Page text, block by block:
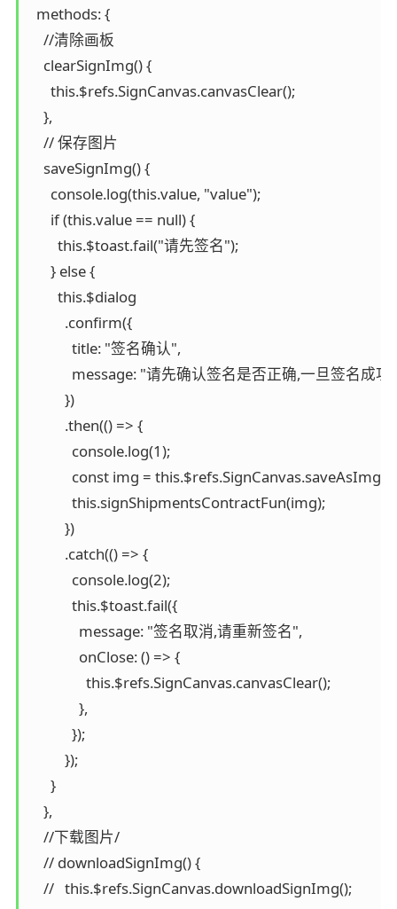
  methods: {
    //清除画板
    clearSignImg() {
      this.$refs.SignCanvas.canvasClear();
    },
    // 保存图片
    saveSignImg() {
      console.log(this.value, "value");
      if (this.value == null) {
        this.$toast.fail("请先签名");
      } else {
        this.$dialog
          .confirm({
            title: "签名确认",
message: "请先确认签名是否正确,一旦签名成
          })
          .then(() => {
            console.log(1);
            const img = this.$refs.SignCanvas.saveAsImg();
            this.signShipmentsContractFun(img);
          })
          .catch(() => {
            console.log(2);
            this.$toast.fail({
              message: "签名取消,请重新签名",
              onClose: () => {
                this.$refs.SignCanvas.canvasClear();
              },
            });
          });
      }
    },
    //下载图片/
    // downloadSignImg() {
    //   this.$refs.SignCanvas.downloadSignImg();